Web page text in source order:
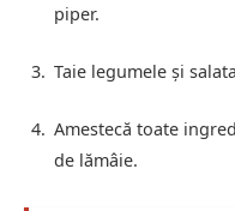
piper.
Taie legumele și
Amestecă toate
de lămâie.